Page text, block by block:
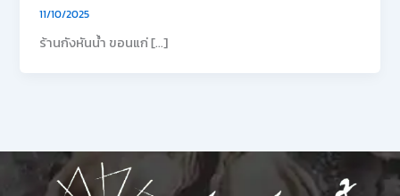
11/10/2025
ร้านกังหันน้ำ ขอนแก่ […]